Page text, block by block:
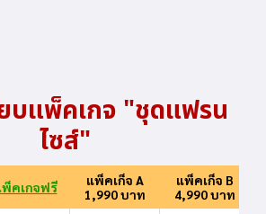
บแพ็คเกจ "ชุดแฟรน
ไซส์"
คเกจฟรี
แพ็คเก็จ A
1,990 บาท
แพ็คเก็จ B
4,990 บาท